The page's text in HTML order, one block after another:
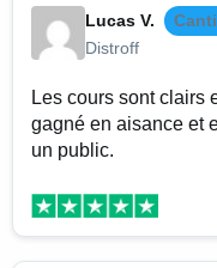
Lucas V.
Distroff
Les cours sont clairs
gagné en aisance et
un public.